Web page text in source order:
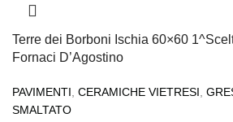
Terre dei Borboni Ischia 60×60
Fornaci D’Agostino
PAVIMENTI CERAMICHE VIETRESI
SMALTATO